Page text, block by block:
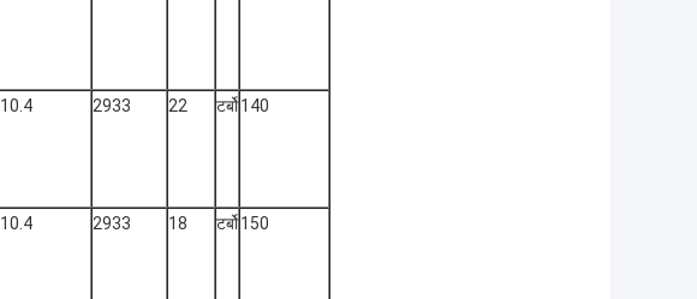
10.4 2933 22 टर्बो140
10.4 2933 18 टर्बो150